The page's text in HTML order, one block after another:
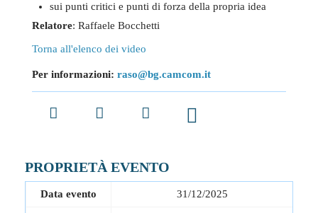
sui punti critici e punti di forza della propria idea
Relatore: Raffaele Bocchetti
Torna all'elenco dei video
Per informazioni: raso@bg.camcom.it
Facebook Twitter LinkedIn
PROPRIETÀ EVENTO
Data evento 31/12/2025